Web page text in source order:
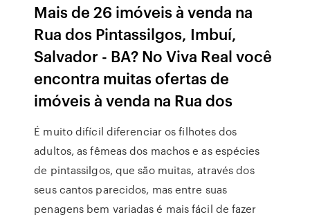
Mais de 26 imóveis à venda na
Rua dos Pintassilgos, Imbuí,
Salvador - BA? No Viva Real você
encontra muitas ofertas de
imóveis à venda na Rua dos
É muito difícil diferenciar os filhotes dos
adultos, as fêmeas dos machos e as espécies
de pintassilgos, que são muitas, através dos
seus cantos parecidos, mas entre suas
penagens bem variadas é mais fácil de fazer